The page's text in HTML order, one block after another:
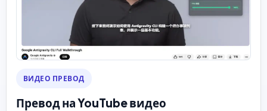
ВИДЕО ПРЕВОД
Превод на YouTube видео